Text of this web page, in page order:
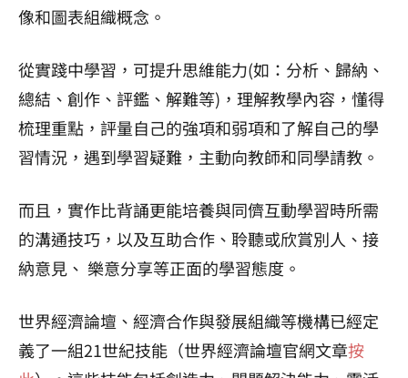
像和圖表組織概念。
從實踐中學習，可提升思維能力(如：分析、歸納、
總結、創作、評鑑、解難等)，理解教學內容，懂得
梳理重點，評量自己的強項和弱項和了解自己的學
習情況，遇到學習疑難，主動向教師和同學請教。
而且，實作比背誦更能培養與同儕互動學習時所需
的溝通技巧，以及互助合作、聆聽或欣賞別人、接
納意見、 樂意分享等正面的學習態度。
世界經濟論壇、經濟合作與發展組織等機構已經定
義了一組21世紀技能（世界經濟論壇官網文章按